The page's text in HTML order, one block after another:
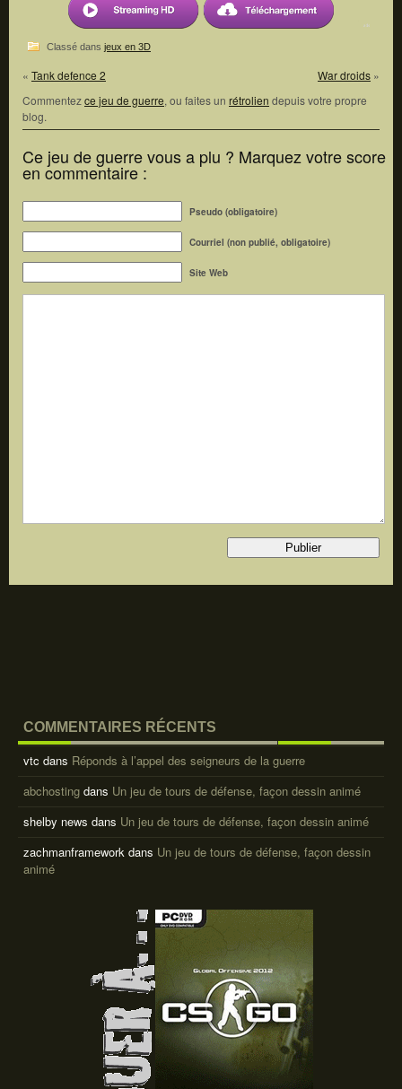
Classé dans jeux en 3D
« Tank defence 2 War droids »
Commentezce jeu de guerre, ou faites un rétrolien depuis votre propre
blog.
Ce jeu de guerre vous a plu ? Marquez votre score
en commentaire :
Pseudo (obligatoire)
Courriel (non publié, obligatoire)
Site Web
COMMENTAIRES RÉCENTS
vtc dans Réponds à l’appel des seigneurs de la guerre
abchosting dans Un jeu de tours de défense, façon dessin animé
shelby news dans Un jeu de tours de défense, façon dessin animé
zachmanframework dans Un jeu de tours de défense, façon dessin
animé